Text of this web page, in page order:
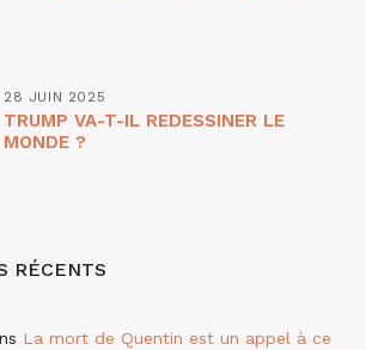
28 JUIN 2025
TRUMP VA-T-IL REDESSINER LE
MONDE ?
RÉCENTS
La mort de Quentin est un appel à ce